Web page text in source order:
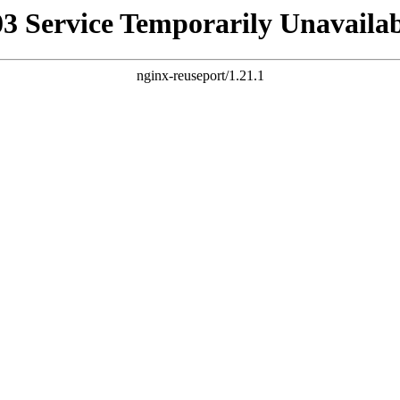
Service Temporarily
nginx-reuseport/1.21.1